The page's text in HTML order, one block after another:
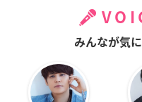
みんなが気